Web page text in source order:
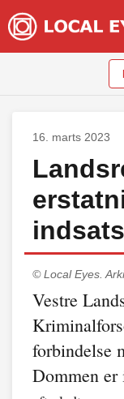
16. marts 2023
© Local Eyes.
Vestre
forbindelse
Dommen